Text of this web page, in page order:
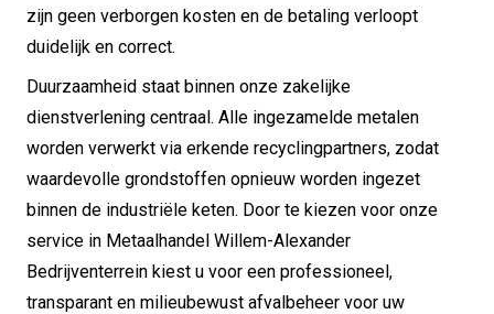
zijn geen verborgen kosten en de betaling verloopt
duidelijk en correct.
Duurzaamheid staat binnen onze zakelijke
dienstverlening centraal. Alle ingezamelde metalen
worden verwerkt via erkende recyclingpartners, zodat
waardevolle grondstoffen opnieuw worden ingezet
binnen de industriële keten. Door te kiezen voor onze
service in Metaalhandel Willem-Alexander
Bedrijventerrein kiest u voor een professioneel,
transparant en milieubewust afvalbeheer voor uw